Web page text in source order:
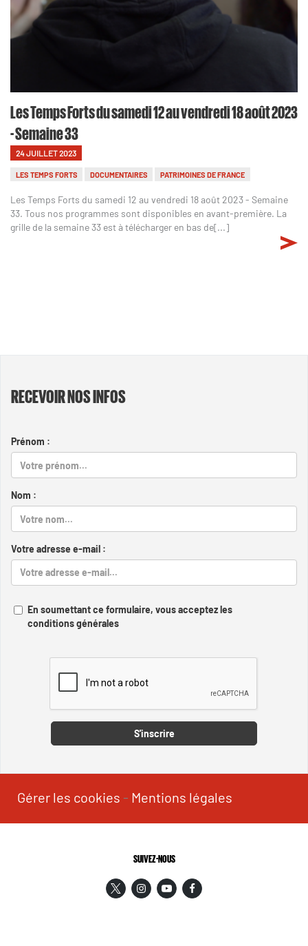
Les Temps Forts du samedi 12 au vendredi 18 août 2023
- Semaine 33
24 JUILLET 2023
LES TEMPS FORTS DOCUMENTAIRES PATRIMOINES DE FRANCE
Les Temps Forts du samedi 12 au vendredi 18 août 2023 - Semaine
33. Tous nos programmes sont disponibles en avant-première. La
grille de la semaine 33 est à télécharger en bas de[...]
RECEVOIR NOS INFOS
Prénom :
Nom :
Votre adresse e-mail :
En soumettant ce formulaire, vous acceptez les
conditions générales
S'inscrire
Gérer les cookies - Mentions légales
SUIVEZ-NOUS